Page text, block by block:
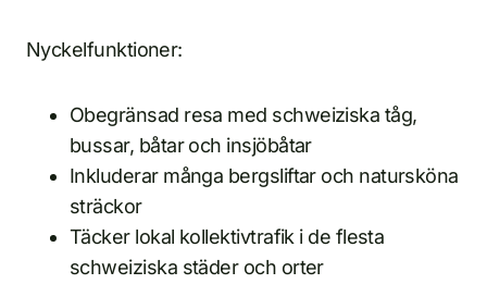
Nyckelfunktioner:
Obegränsad resa med schweiziska tåg,
bussar, båtar och insjöbåtar
Inkluderar många bergsliftar och natursköna
sträckor
Täcker lokal kollektivtrafik i de flesta
schweiziska städer och orter